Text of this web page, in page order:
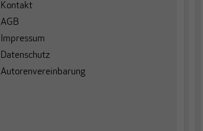
Kontakt
AGB
Impressum
Datenschutz
Autorenvereinbarung